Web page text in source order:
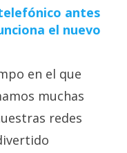
antes
el nuevo
en el que
muchas
redes